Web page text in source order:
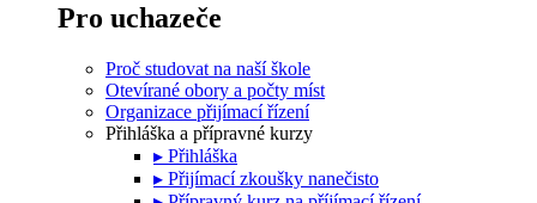
Pro uchazeče
Proč studovat na naší škole
Otevírané obory a počty míst
Organizace přijímací řízení
Přihláška a přípravné kurzy
▸ Přihláška
▸ Přijímací zkoušky nanečisto